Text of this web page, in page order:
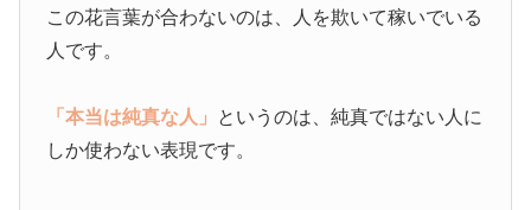
この花言葉が合わないのは、人を欺いて稼いでいる
人です。
「本当は純真な人」 というのは、純真ではない人に
しか使わない表現です。